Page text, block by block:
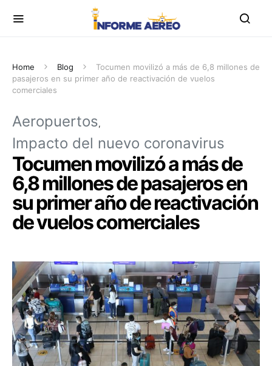
Home Blog
Tocumen movilizó a más de 6,8 millones de
pasajeros en su primer año de reactivación de vuelos
comerciales
Aeropuertos
Impacto del nuevo coronavirus
Tocumen movilizó a más de
6,8 millones de pasajeros en
su primer año de reactivación
de vuelos comerciales